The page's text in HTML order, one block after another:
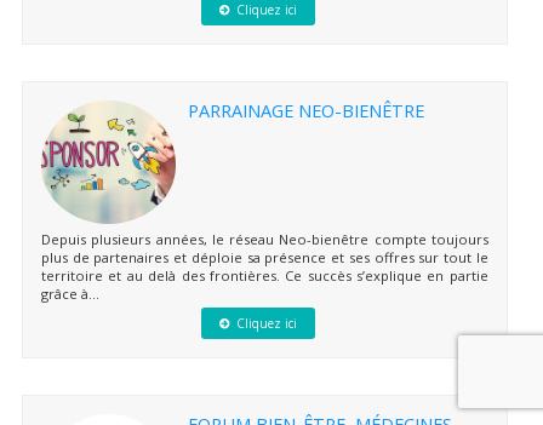
Cliquez ici
PARRAINAGE NEO-BIENÊTRE
Depuis plusieurs années, le réseau Neo-bienêtre compte toujours
plus de partenaires et déploie sa présence et ses offres sur tout le
territoire et au delà des frontières. Ce succès s’explique en partie
grâce à...
Cliquez ici